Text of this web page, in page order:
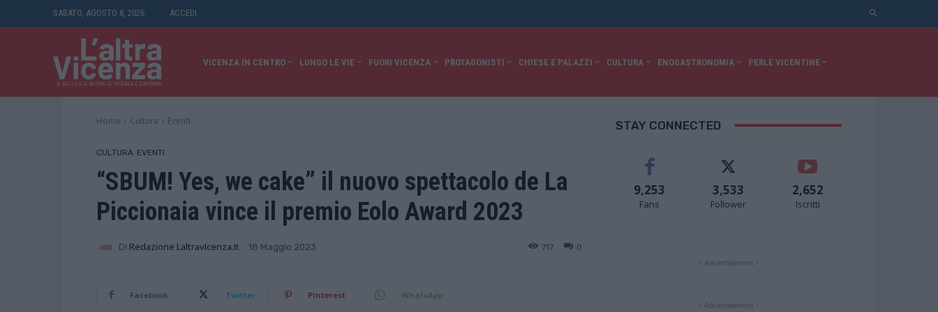
SABATO, AGOSTO 8, 2026 ACCEDI
VICENZA IN CENTRO LUNGO LE VIE FUORI VICENZA PROTAGONISTI CHIESE E PALAZZI CULTURA ENOGASTRONOMIA PERLE VICENTINE
Home Cultura Eventi
CULTURA EVENTI
“SBUM! Yes, we cake” il nuovo spettacolo de La
Piccionaia vince il premio Eolo Award 2023
Di Redazione LaltravIcenza.it 18 Maggio 2023 0
717
Facebook Twitter Pinterest WhatsApp
STAY CONNECTED
9,253
Fans
3,533
Follower
2,652
Iscritti
- Advertisement -
- Advertisement -